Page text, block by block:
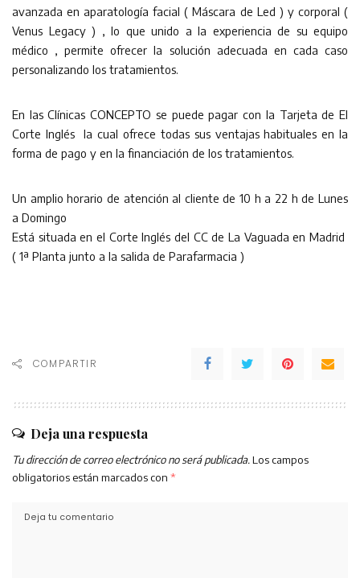
avanzada en aparatología facial ( Máscara de Led ) y corporal (
Venus Legacy ) , lo que unido a la experiencia de su equipo
médico , permite ofrecer la solución adecuada en cada caso
personalizando los tratamientos.
En las Clínicas CONCEPTO se puede pagar con la Tarjeta de El
Corte Inglés la cual ofrece todas sus ventajas habituales en la
forma de pago y en la financiación de los tratamientos.
Un amplio horario de atención al cliente de 10 h a 22 h de Lunes
a Domingo
Está situada en el Corte Inglés del CC de La Vaguada en Madrid
( 1ª Planta junto a la salida de Parafarmacia )
COMPARTIR
Deja una respuesta
Tu dirección de correo electrónico no será publicada. Los campos
obligatorios están marcados con *